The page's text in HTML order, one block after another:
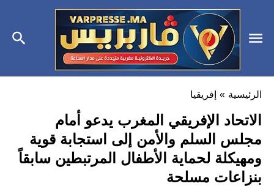
الرئيسية » إفريقيا
الاتحاد الإفريقي المغرب يدعو أمام
مجلس السلم والأمن إلى استجابة قوية
ومهيكلة لحماية الأطفال المرتبطين سابقاً
بنزاعات مسلحة